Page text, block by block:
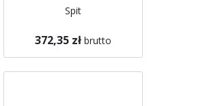
Spit
372,35 zł brutto